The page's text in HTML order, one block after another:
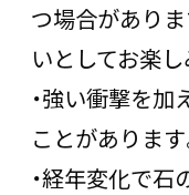
つ場合があり
いとしてお楽し
・強い衝撃を
ことがあります
・経年変化で